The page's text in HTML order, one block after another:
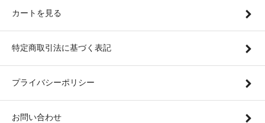
カートを見る
特定商取引法に基づく表記
プライバシーポリシー
お問い合わせ